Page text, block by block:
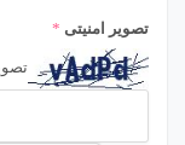
تصویر امنیتی *